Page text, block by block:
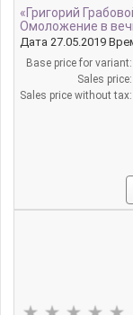
«Григорий
Омоложение в
Дата 27.05.2019
Base price for variant:
Sales price:
Sales price without tax: